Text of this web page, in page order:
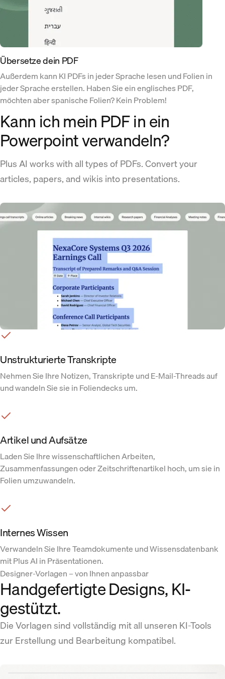
Übersetze dein PDF
Außerdem kann KI PDFs in jeder Sprache lesen und Folien in
jeder Sprache erstellen. Haben Sie ein englisches PDF,
möchten aber spanische Folien? Kein Problem!
Kann ich mein PDF in ein
Powerpoint verwandeln?
Plus AI works with all types of PDFs. Convert your
articles, papers, and wikis into presentations.
Unstrukturierte Transkripte
Nehmen Sie Ihre Notizen, Transkripte und E-Mail-Threads auf
und wandeln Sie sie in Foliendecks um.
Artikel und Aufsätze
Laden Sie Ihre wissenschaftlichen Arbeiten,
Zusammenfassungen oder Zeitschriftenartikel hoch, um sie in
Folien umzuwandeln.
Internes Wissen
Verwandeln Sie Ihre Teamdokumente und Wissensdatenbank
mit Plus AI in Präsentationen.
Designer-Vorlagen – von Ihnen anpassbar
Handgefertigte Designs, KI-
gestützt.
Die Vorlagen sind vollständig mit all unseren KI-Tools
zur Erstellung und Bearbeitung kompatibel.